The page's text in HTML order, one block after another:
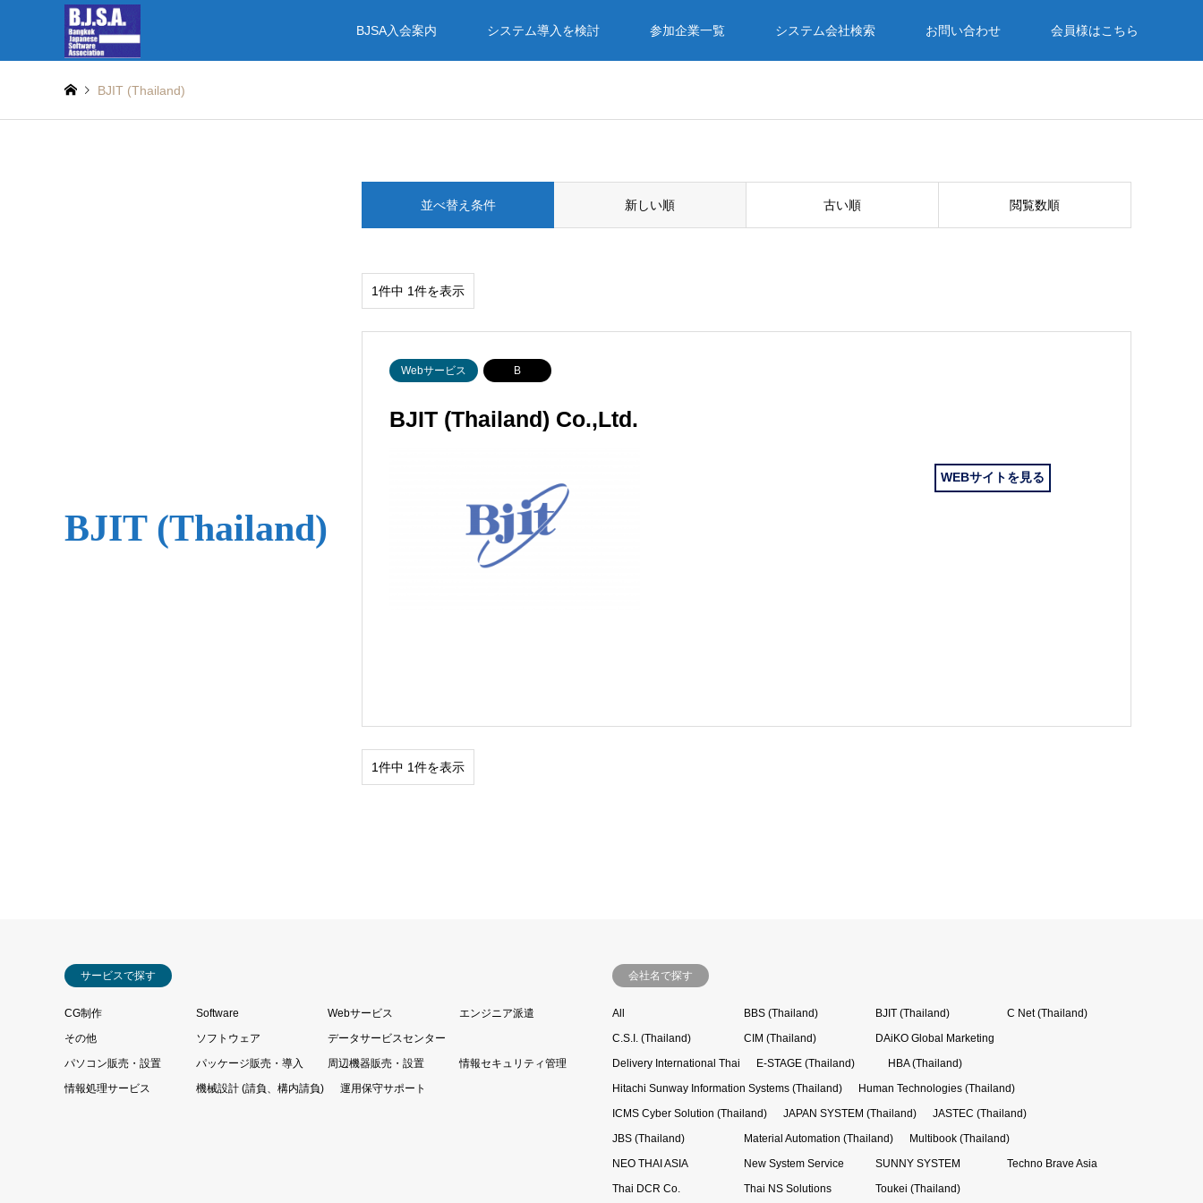
BJSA入会案内 システム導入を検討 参加企業一覧 システム会社検索 お問い合わせ 会員様はこちら
BJIT (Thailand)
BJIT (Thailand)
並べ替え条件 新しい順 古い順 閲覧数順
1件中 1件を表示
Webサービス B
BJIT (Thailand) Co.,Ltd.
WEBサイトを見る
1件中 1件を表示
サービスで探す
CG制作 Software Webサービス
エンジニア派遣
その他
ソフトウェア
データサービスセンター
パソコン販売・設置
パッケージ販売・導入 周辺機器販売・設置
情報セキュリティ管理
情報処理サービス
機械設計 (請負、構内請負) 運用保守サポート
会社名で探す
All BBS (Thailand) BJIT (Thailand)
C Net (Thailand)
C.S.I. (Thailand)
CIM (Thailand)
DAiKO Global Marketing
Delivery International Thai
E-STAGE (Thailand)
HBA (Thailand)
Hitachi Sunway Information Systems (Thailand)
Human Technologies (Thailand)
ICMS Cyber Solution (Thailand)
JAPAN SYSTEM (Thailand)
JASTEC (Thailand)
JBS (Thailand)
Material Automation (Thailand)
Multibook (Thailand)
NEO THAI ASIA
New System Service SUNNY SYSTEM
Techno Brave Asia
Thai DCR Co.
Thai NS Solutions Toukei (Thailand)